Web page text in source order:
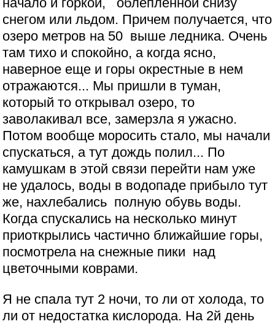
снегом или льдом. Причем получается, что
озеро метров на 50 выше ледника. Очень
там тихо и спокойно, а когда ясно,
наверное еще и горы окрестные в нем
отражаются... Мы пришли в туман,
который то открывал озеро, то
заволакивал все, замерзла я ужасно.
Потом вообще моросить стало, мы начали
спускаться, а тут дождь полил... По
камушкам в этой связи перейти нам уже
не удалось, воды в водопаде прибыло тут
же, нахлебались полную обувь воды.
Когда спускались на несколько минут
приоткрылись частично ближайшие горы,
посмотрела на снежные пики над
цветочными коврами.
Я не спала тут 2 ночи, то ли от холода, то
ли от недостатка кислорода. На 2й день